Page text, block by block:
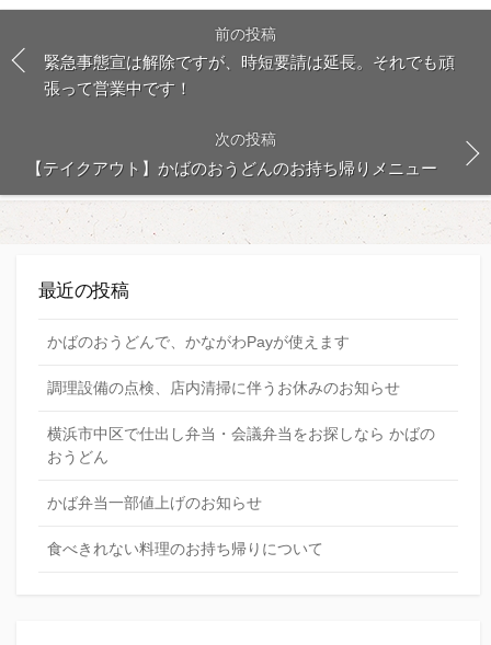
前の投稿
緊急事態宣は解除ですが、時短要請は延長。それでも頑
張って営業中です！
次の投稿
【テイクアウト】かばのおうどんのお持ち帰りメニュー
最近の投稿
かばのおうどんで、かながわPayが使えます
調理設備の点検、店内清掃に伴うお休みのお知らせ
横浜市中区で仕出し弁当・会議弁当をお探しなら かばの
おうどん
かば弁当一部値上げのお知らせ
食べきれない料理のお持ち帰りについて